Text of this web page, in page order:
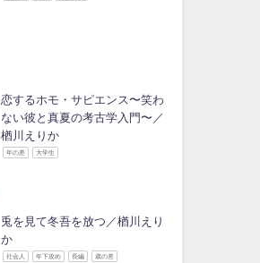
恋するホモ・サピエンス〜笑わ
ない彼と真夏の考古学入門〜／
楢川えりか
年の差 大学生
兎を見て冬吾を放つ／楢川えり
か
社会人 年下攻め 長編 歳の差